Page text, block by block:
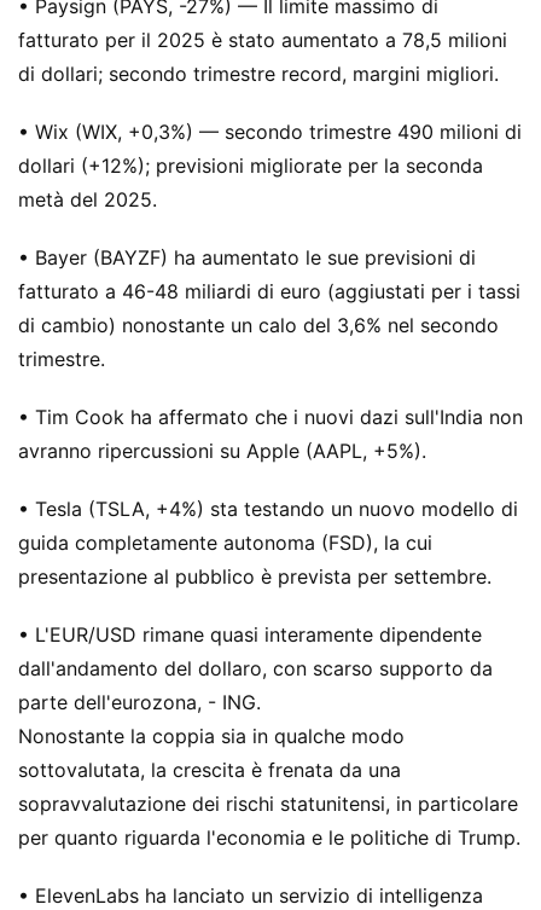
• Paysign (PAYS, -27%) — Il limite massimo di
fatturato per il 2025 è stato aumentato a 78,5 milioni
di dollari; secondo trimestre record, margini migliori.
• Wix (WIX, +0,3%) — secondo trimestre 490 milioni di
dollari (+12%); previsioni migliorate per la seconda
metà del 2025.
• Bayer (BAYZF) ha aumentato le sue previsioni di
fatturato a 46-48 miliardi di euro (aggiustati per i tassi
di cambio) nonostante un calo del 3,6% nel secondo
trimestre.
• Tim Cook ha affermato che i nuovi dazi sull'India non
avranno ripercussioni su Apple (AAPL, +5%).
• Tesla (TSLA, +4%) sta testando un nuovo modello di
guida completamente autonoma (FSD), la cui
presentazione al pubblico è prevista per settembre.
• L'EUR/USD rimane quasi interamente dipendente
dall'andamento del dollaro, con scarso supporto da
parte dell'eurozona, - ING.
Nonostante la coppia sia in qualche modo
sottovalutata, la crescita è frenata da una
sopravvalutazione dei rischi statunitensi, in particolare
per quanto riguarda l'economia e le politiche di Trump.
• ElevenLabs ha lanciato un servizio di intelligenza